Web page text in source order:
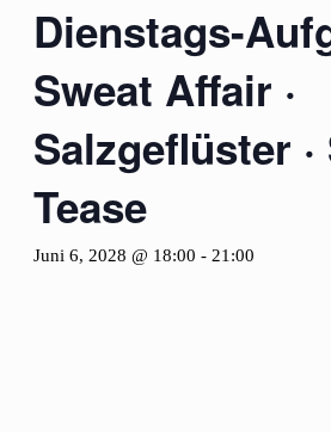
Dienstags-
Sweat Affair ·
Salzgeflüster
Tease
Juni 6, 2028 @ 18:00 - 21:00